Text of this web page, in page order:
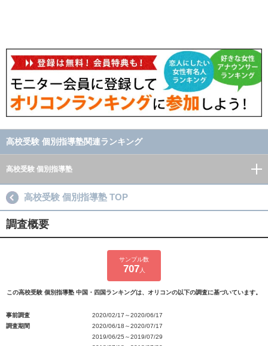
高校受験 個別指導塾関連ランキング
高校受験 個別指導塾
高校受験 個別指導塾 TOP
調査概要
サンプル数
707 人
この高校受験 個別指導塾 中国・四国ランキングは、オリコンの以下の調査に基づいています。
事前調査
2020/02/17～2020/06/17
調査期間
2020/06/18～2020/07/17
2019/06/25～2019/07/29